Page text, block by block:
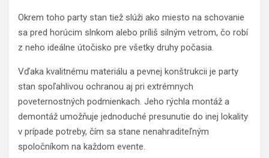
Okrem toho party stan tiež slúži ako miesto na schovanie
sa pred horúcim slnkom alebo príliš silným vetrom, čo robí
z neho ideálne útočisko pre všetky druhy počasia.
Vďaka kvalitnému materiálu a pevnej konštrukcii je party
stan spoľahlivou ochranou aj pri extrémnych
poveternostných podmienkach. Jeho rýchla montáž a
demontáž umožňuje jednoduché presunutie do inej lokality
v prípade potreby, čím sa stane nenahraditeľným
spoločníkom na každom evente.